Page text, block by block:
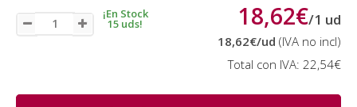
¡En Stock
15 uds! 18,62€/1 ud
18,62€/ud (IVA no incl)
Total con IVA: 22,54€